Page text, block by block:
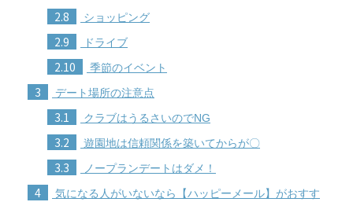
2.8 ショッピング
2.9 ドライブ
2.10 季節のイベント
3 デート場所の注意点
3.1 クラブはうるさいのでNG
3.2 遊園地は信頼関係を築いてからが〇
3.3 ノープランデートはダメ！
4
気になる人がいないなら【ハッピーメール】がおすす